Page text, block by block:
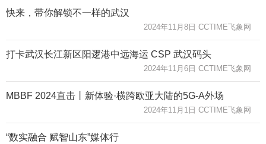
快来，带你解锁不一样的武汉
2024年11月8日 CCTIME飞象网
打卡武汉长江新区阳逻港中远海运 CSP 武汉码头
2024年11月6日 CCTIME飞象网
MBBF 2024直击丨新体验·横跨欧亚大陆的5G-A外场
2024年11月1日 CCTIME飞象网
“数实融合 赋智山东”媒体行